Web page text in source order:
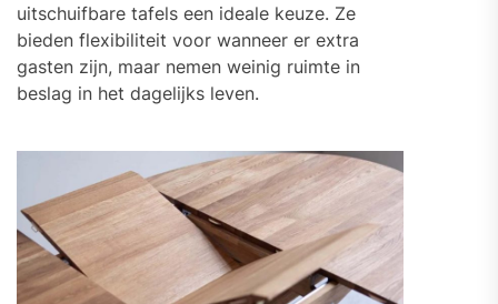
uitschuifbare tafels een ideale keuze. Ze
bieden flexibiliteit voor wanneer er extra
gasten zijn, maar nemen weinig ruimte in
beslag in het dagelijks leven.